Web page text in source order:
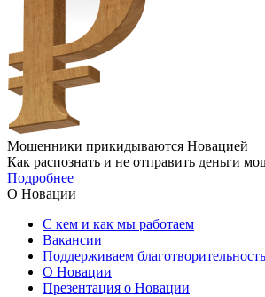
Мошенники прикидываются Новацией
Как распознать и не отправить деньги
Подробнее
О Новации
С кем и как мы работаем
Вакансии
Поддерживаем благотворительность
О Новации
Презентация о Новации